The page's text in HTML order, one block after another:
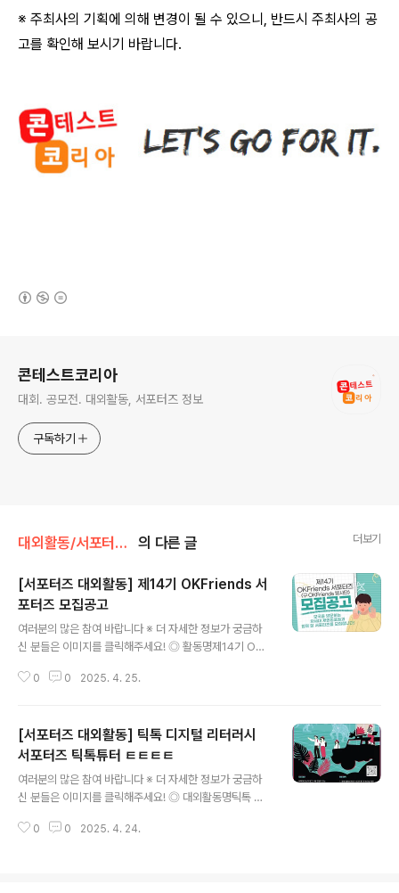
※ 주최사의 기획에 의해 변경이 될 수 있으니, 반드시 주최사의 공
고를 확인해 보시기 바랍니다.
콘테스트코리아
대회. 공모전. 대외활동, 서포터즈 정보
구독하기
대외활동/서포터즈 • 기자단 의 다른 글 더보기
[서포터즈 대외활동] 제14기 OKFriends 서
포터즈 모집공고
여러분의 많은 참여 바랍니다 ※ 더 자세한 정보가 궁금하
신 분들은 이미지를 클릭해주세요! ◎ 활동명제14기 OKF
내 거주 대학(원) 재·휴학생 ◎ 선발 우대사항- 재외동포협
연수 유경험자- 행사 운영 관련 전공자(청소년 관련학과,
간호·보건·응급구조 관련학과 등) ◎ 서류접수 마감일시5.
14.(수) 14:00 ◎ 혜택- 재외동포협력센터장(공공기관장)
명의 수료증 수여- 1365 봉사시간 부여- (우수단원) 해외
동포사회 교류활동 기회 제공, 포상- (지방 거주자) 공식 모
임 참석 교통비 실비 지원 ◎ 수료 조건- 발대식 및..
0 0 2025. 4. 25.
[서포터즈 대외활동] 틱톡 디지털 리터러시
서포터즈 틱톡튜터 ㅌㅌㅌㅌ
여러분의 많은 참여 바랍니다 ※ 더 자세한 정보가 궁금하
신 분들은 이미지를 클릭해주세요! ◎ 대외활동명틱톡 디
정- 모집 기간 : 2025.4.7.~2025.5.6- 활동 기간 : 202
0 0 2025. 4. 24.